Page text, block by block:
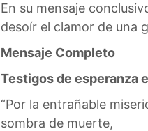
En su mensaje
desoír el clamor de una
Mensaje Completo
Testigos de esperanza
“Por la entrañable
sombra de muerte,